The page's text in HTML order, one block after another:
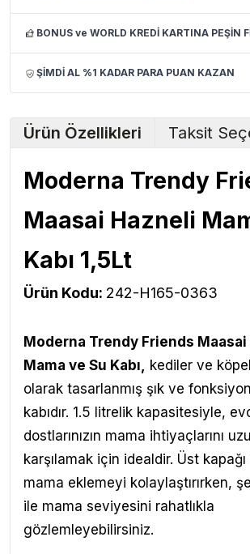
BONUS ve WORLD KREDİ KARTINA PEŞİN
ŞİMDİ AL %1 KADAR PARA PUAN KAZAN
Ürün Özellikleri Taksit
Moderna Trendy
Maasai Hazneli
Kabı 1,5Lt
Ürün Kodu: 242-H165-0363
Moderna Trendy Friends
Mama ve Su Kabı
kediler ve
olarak tasarlanmış şık ve
kabıdır. 1.5 litrelik kapasitesiyle,
dostlarınızın mama ihtiyaçlarını
karşılamak için idealdir. Üst
mama eklemeyi kolaylaştırırken,
ile mama seviyesini rahatlıkla
gözlemleyebilirsiniz.